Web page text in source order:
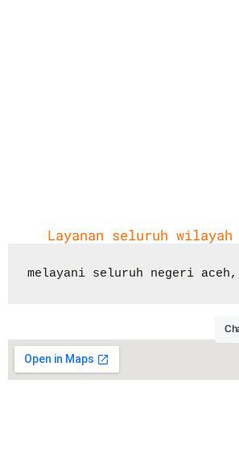
Layanan seluruh
melayani seluruh negeri